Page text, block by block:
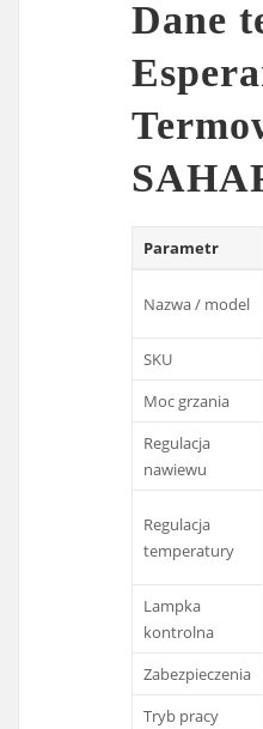
Dane
Parametr
Nazwa / model
SKU
Moc grzania
Regulacja
nawiewu
Regulacja
temperatury
Lampka
kontrolna
Zabezpieczenia
Tryb pracy